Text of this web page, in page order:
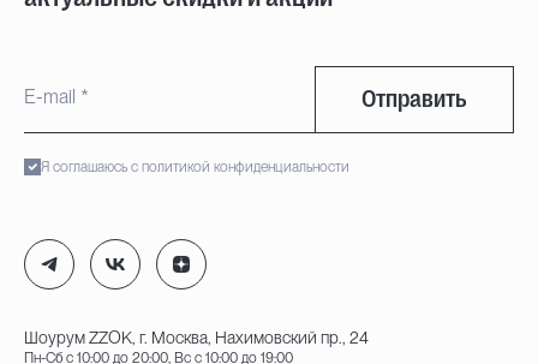
Отправить
Я соглашаюсь с политикой конфиденциальности
Шоурум ZZOK, г. Москва, Нахимовский пр., 24
Пн-Сб с 10:00 до 20:00, Вс с 10:00 до 19:00